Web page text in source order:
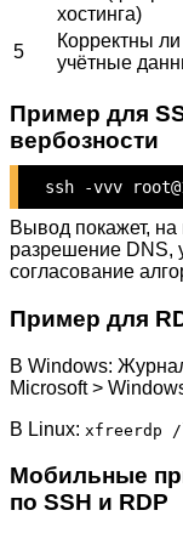
хостинга)
5
Корректны ли
учётные
Пример для
вербозности
ssh -vvv
Вывод покажет, на
разрешение DNS,
согласование
Пример для
В Windows:
Microsoft >
В Linux: xfreerdp
Мобильные
по SSH и RDP